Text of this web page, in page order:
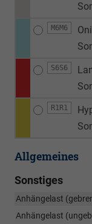
M6M6
S6S6
R1R1
Allgemeines
Sonstiges
Anhängelast
Anhängelast